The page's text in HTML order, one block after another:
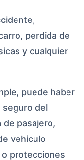
perdida de
y cualquier
puede haber
seguro del
pasajero,
vehiculo
protecciones